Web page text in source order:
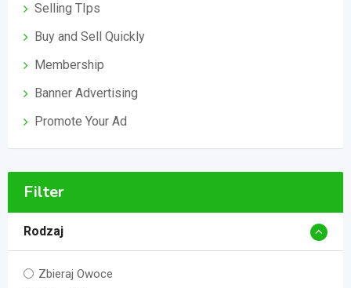
Selling TIps
Buy and Sell Quickly
Membership
Banner Advertising
Promote Your Ad
Filter
Rodzaj
Zbieraj Owoce